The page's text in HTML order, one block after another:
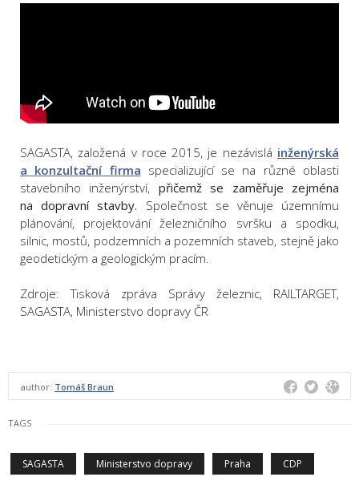
SAGASTA, založená v roce 2015, je nezávislá inženýrská
a konzultační firma specializující se na různé oblasti
stavebního inženýrství, přičemž se zaměřuje zejména
na dopravní stavby. Společnost se věnuje územnímu
plánování, projektování železničního svršku a spodku,
silnic, mostů, podzemních a pozemních staveb, stejně jako
geodetickým a geologickým pracím.
Zdroje: Tisková zpráva Správy železnic, RAILTARGET,
SAGASTA, Ministerstvo dopravy ČR
author: Tomáš Braun
TAGS
SAGASTA Ministerstvo dopravy Praha CDP